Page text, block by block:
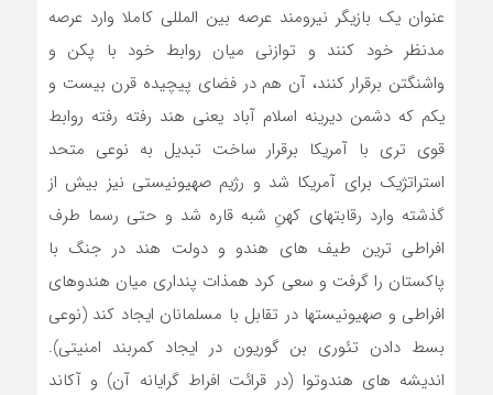
عنوان یک بازیگر نیرومند عرصه بین المللی کاملا وارد عرصه
مدنظر خود کنند و توازنی میان روابط خود با پکن و
واشنگتن برقرار کنند، آن هم در فضای پیچیده قرن بیست و
یکم که دشمن دیرینه اسلام آباد یعنی هند رفته رفته روابط
قوی تری با آمریکا برقرار ساخت تبدیل به نوعی متحد
استراتژیک برای آمریکا شد و رژیم صهیونیستی نیز بیش از
گذشته وارد رقابتهای کهنِ شبه قاره شد و حتی رسما طرف
افراطی ترین طیف های هندو و دولت هند در جنگ با
پاکستان را گرفت و سعی کرد همذات پنداری میان هندوهای
افراطی و صهیونیستها در تقابل با مسلمانان ایجاد کند (نوعی
بسط دادن تئوری بن گوریون در ایجاد کمربند امنیتی).
اندیشه های هندوتوا (در قرائت افراط گرایانه آن) و آکاند